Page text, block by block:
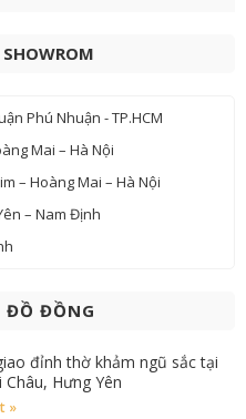
Phú Nhuận - TP.HCM
Mai – Hà Nội
– Hoàng Mai – Hà Nội
– Nam Định
ĐỒ ĐỒNG
đỉnh thờ khảm ngũ sắc tại
Châu, Hưng Yên
»